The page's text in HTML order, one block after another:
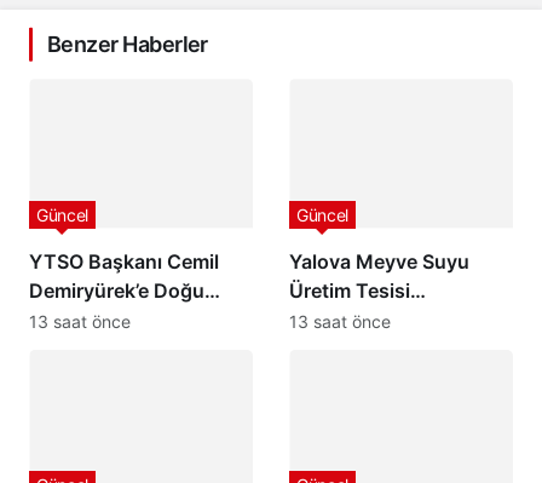
Benzer Haberler
YTSO Başkanı Cemil
Demiryürek’e Doğu
Marmara ABİGEM’de
Güncel
13 saat önce
Yalova Meyve Suyu
Üretim Tesisi
Kapasitesini Üçe
Güncel
13 saat önce